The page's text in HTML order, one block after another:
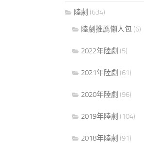
陸劇 (634)
陸劇推薦懶人包 (6)
2022年陸劇 (5)
2021年陸劇 (61)
2020年陸劇 (96)
2019年陸劇 (104)
2018年陸劇 (91)